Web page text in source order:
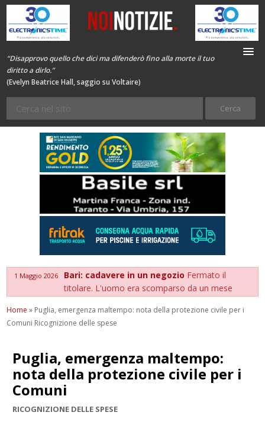
“Disapprovo quello che dici ma difenderò fino alla morte il tuo
diritto a dirlo.”
(Evelyn Beatrice Hall, saggio su Voltaire)
1 Maggio 2026 Bari: cadavere in un negozio Fermato il
titolare. L'uomo era scomparso da un mese
Home » Puglia, emergenza maltempo: nota della protezione civile per i
Comuni Ricognizione delle spese
Puglia, emergenza maltempo:
nota della protezione civile per i
Comuni
RICOGNIZIONE DELLE SPESE